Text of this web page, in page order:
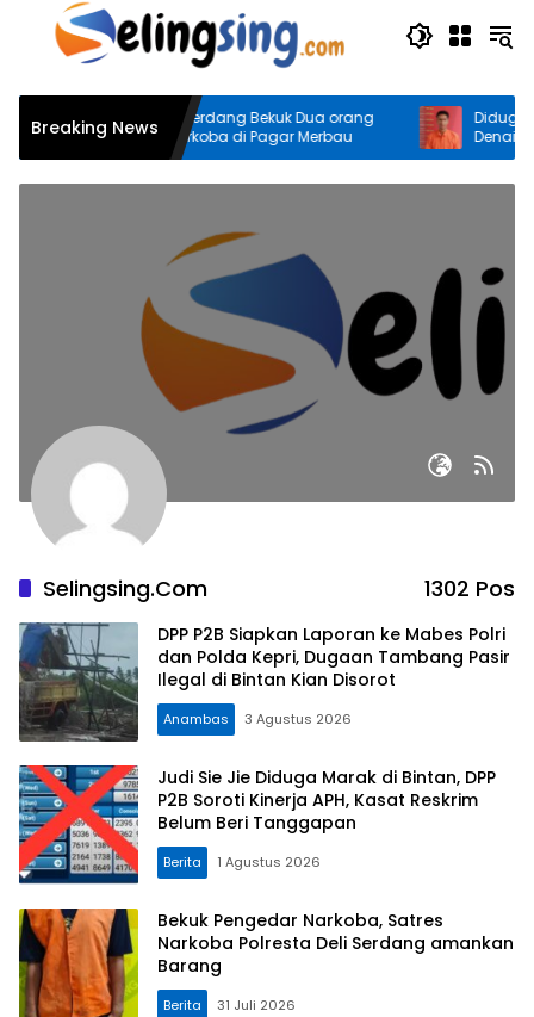
Langsung
Breaking News
Polresta Deli Serdang Bekuk Dua orang
Pengedar Narkoba di Pagar Merbau
Diduga
Denai, Doni
Medan Area
Selingsing.com 1302 Pos
DPP P2B Siapkan Laporan ke Mabes Polri
dan Polda Kepri, Dugaan Tambang Pasir
Ilegal di Bintan Kian Disorot
Anambas 3 Agustus 2026
Judi Sie Jie Diduga Marak di Bintan, DPP
P2B Soroti Kinerja APH, Kasat Reskrim
Belum Beri Tanggapan
Berita 1 Agustus 2026
Bekuk Pengedar Narkoba, Satres
Narkoba Polresta Deli Serdang amankan
Barang
Berita 31 Juli 2026